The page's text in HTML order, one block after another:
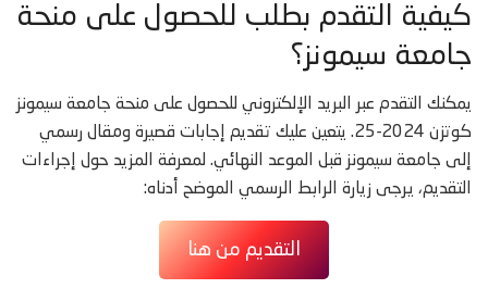
كيفية التقدم بطلب للحصول على منحة
جامعة سيمونز؟
يمكنك التقدم عبر البريد الإلكتروني للحصول على منحة جامعة سيمونز
كوتزن 2024-25. يتعين عليك تقديم إجابات قصيرة ومقال رسمي
إلى جامعة سيمونز قبل الموعد النهائي. لمعرفة المزيد حول إجراءات
التقديم، يرجى زيارة الرابط الرسمي الموضح أدناه:
التقديم من هنا